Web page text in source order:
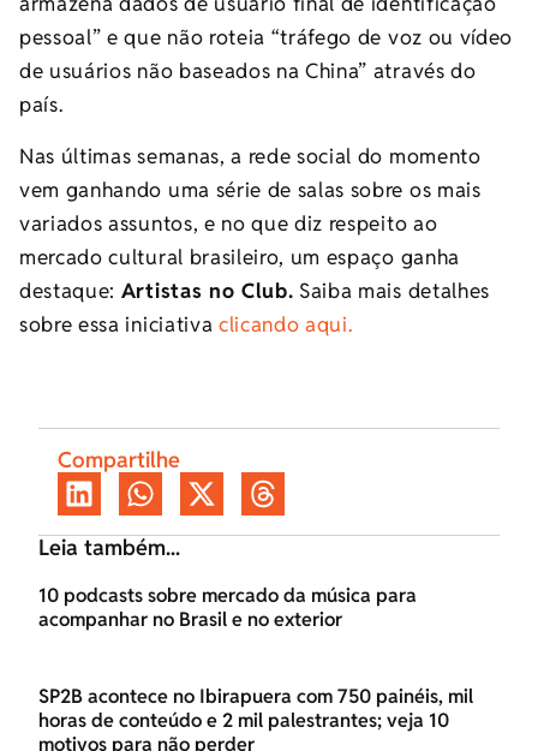
pessoal” e que não roteia “tráfego de voz ou vídeo
de usuários não baseados na China” através do
país.
Nas últimas semanas, a rede social do momento
vem ganhando uma série de salas sobre os mais
variados assuntos, e no que diz respeito ao
mercado cultural brasileiro, um espaço ganha
destaque: Artistas no Club. Saiba mais detalhes
sobre essa iniciativa clicando aqui.
Compartilhe
Leia também...
10 podcasts sobre mercado da música para
acompanhar no Brasil e no exterior
SP2B acontece no Ibirapuera com 750 painéis, mil
horas de conteúdo e 2 mil palestrantes; veja 10
motivos para não perder